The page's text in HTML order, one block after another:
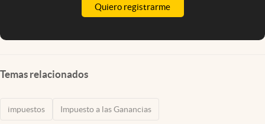
Quiero registrarme
Temas relacionados
impuestos Impuesto a las Ganancias